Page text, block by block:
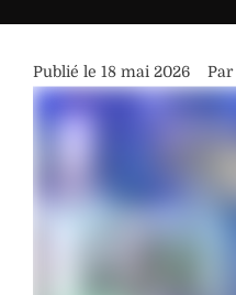
Publié le 18 mai 2026 Par